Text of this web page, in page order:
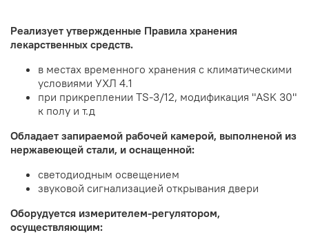
Реализует утвержденные Правила хранения
лекарственных средств.
в местах временного хранения с климатическими
условиями УХЛ 4.1
при прикреплении TS-3/12, модификация "ASK 30"
к полу и т.д
Обладает запираемой рабочей камерой, выполненой из
нержавеющей стали, и оснащенной:
светодиодным освещением
звуковой сигнализацией открывания двери
Оборудуется измерителем-регулятором,
осуществляющим: